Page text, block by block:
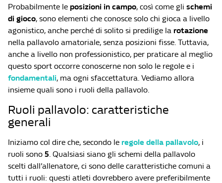
Probabilmente le posizioni in campo, così come gli schemi
di gioco, sono elementi che conosce solo chi gioca a livello
agonistico, anche perché di solito si predilige la rotazione
nella pallavolo amatoriale, senza posizioni fisse. Tuttavia,
anche a livello non professionistico, per praticare al meglio
questo sport occorre conoscerne non solo le regole e i
fondamentali, ma ogni sfaccettatura. Vediamo allora
insieme quali sono i ruoli della pallavolo.
Ruoli pallavolo: caratteristiche
generali
Iniziamo col dire che, secondo le regole della pallavolo, i
ruoli sono 5. Qualsiasi siano gli schemi della pallavolo
scelti dall’allenatore, ci sono delle caratteristiche comuni a
tutti i ruoli: questi atleti dovrebbero avere preferibilmente